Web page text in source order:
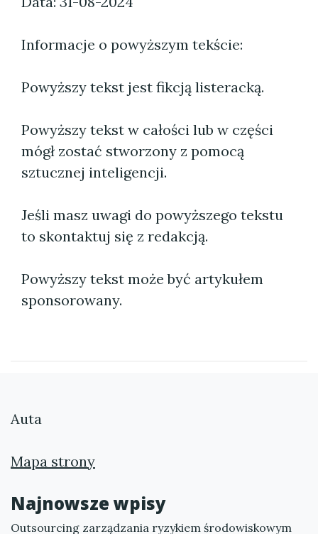
Informacje o powyższym tekście:
Powyższy tekst jest fikcją listeracką.
Powyższy tekst w całości lub w części
mógł zostać stworzony z pomocą
sztucznej inteligencji.
Jeśli masz uwagi do powyższego tekstu
to skontaktuj się z redakcją.
Powyższy tekst może być artykułem
sponsorowany.
Auta
Mapa strony
Najnowsze wpisy
Outsourcing zarządzania ryzykiem środowiskowym